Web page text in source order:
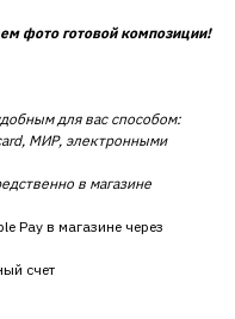
фото готовой композиции!
для вас способом:
МИР, электронными
в магазине
Pay в магазине через
счет